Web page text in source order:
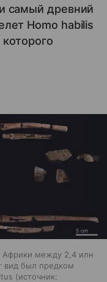
самый древний
Homo habilis
Африки между 2,4 илн
вид был предком
источник: